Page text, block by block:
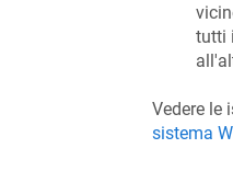
tutti
Vedere le
sistema